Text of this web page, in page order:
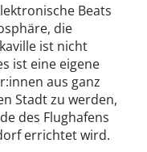
Beats
die
ist nicht
ist eine eigene
aus ganz
Stadt zu werden,
des Flughafens
errichtet wird.